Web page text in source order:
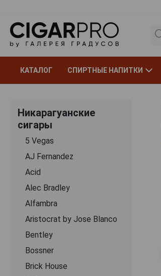
КАТАЛОГ СПИРТНЫЕ НАПИТКИ
Никарагуанские
сигары
5 Vegas
AJ Fernandez
Acid
Alec Bradley
Alfambra
Aristocrat by Jose Blanco
Bentley
Bossner
Brick House